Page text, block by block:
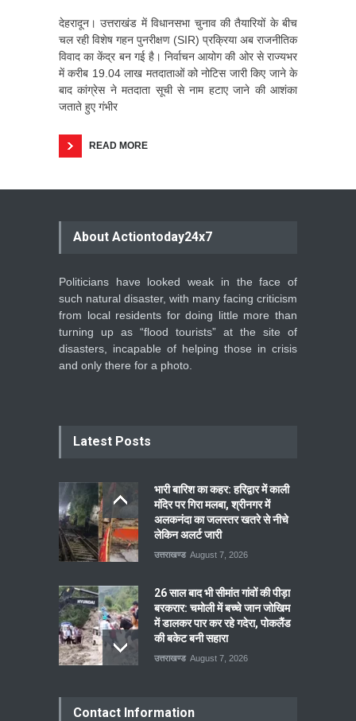
देहरादून। उत्तराखंड में विधानसभा चुनाव की तैयारियों के बीच
चल रही विशेष गहन पुनरीक्षण (SIR) प्रक्रिया अब राजनीतिक
विवाद का केंद्र बन गई है। निर्वाचन आयोग की ओर से राज्यभर
में करीब 19.04 लाख मतदाताओं को नोटिस जारी किए जाने के
बाद कांग्रेस ने मतदाता सूची से नाम हटाए जाने की आशंका
जताते हुए गंभीर
READ MORE
About Actiontoday24x7
Politicians have looked weak in the face of
such natural disaster, with many facing criticism
from local residents for doing little more than
turning up as “flood tourists” at the site of
disasters, incapable of helping those in crisis
and only there for a photo.
Latest Posts
भारी बारिश का कहर: हरिद्वार में काली
मंदिर पर गिरा मलबा, श्रीनगर में
अलकनंदा का जलस्तर खतरे से नीचे
लेकिन अलर्ट जारी
उत्तराखण्ड August 7, 2026
26 साल बाद भी सीमांत गांवों की पीड़ा
बरकरार: चमोली में बच्चे जान जोखिम
में डालकर पार कर रहे गदेरा, पोकलैंड
की बकेट बनी सहारा
उत्तराखण्ड August 7, 2026
Contact Information